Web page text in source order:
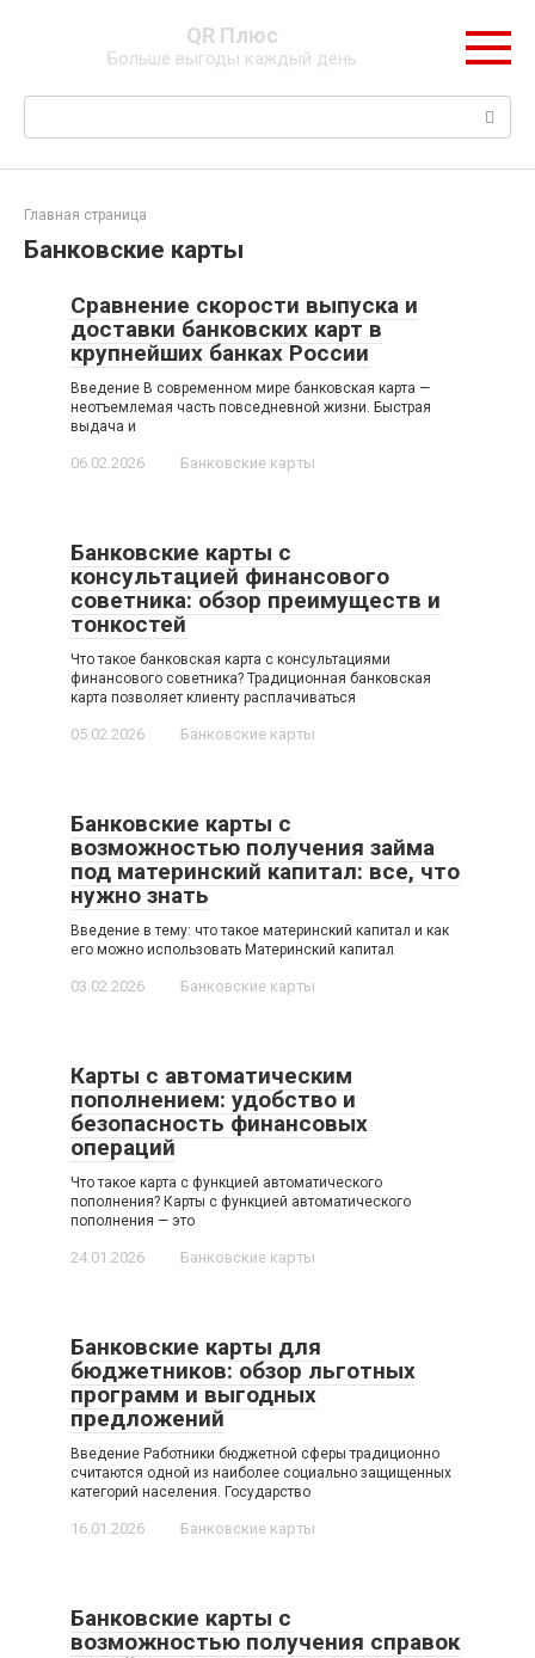
QR Плюс
Больше выгоды каждый день
Поиск:
Главная страница
Банковские карты
Сравнение скорости выпуска и
доставки банковских карт в
крупнейших банках России
Введение В современном мире банковская карта —
неотъемлемая часть повседневной жизни. Быстрая
выдача и
06.02.2026 Банковские карты
Банковские карты с
консультацией финансового
советника: обзор преимуществ и
тонкостей
Что такое банковская карта с консультациями
финансового советника? Традиционная банковская
карта позволяет клиенту расплачиваться
05.02.2026 Банковские карты
Банковские карты с
возможностью получения займа
под материнский капитал: все, что
нужно знать
Введение в тему: что такое материнский капитал и как
его можно использовать Материнский капитал
03.02.2026 Банковские карты
Карты с автоматическим
пополнением: удобство и
безопасность финансовых
операций
Что такое карта с функцией автоматического
пополнения? Карты с функцией автоматического
пополнения — это
24.01.2026 Банковские карты
Банковские карты для
бюджетников: обзор льготных
программ и выгодных
предложений
Введение Работники бюджетной сферы традиционно
считаются одной из наиболее социально защищенных
категорий населения. Государство
16.01.2026 Банковские карты
Банковские карты с
возможностью получения справок